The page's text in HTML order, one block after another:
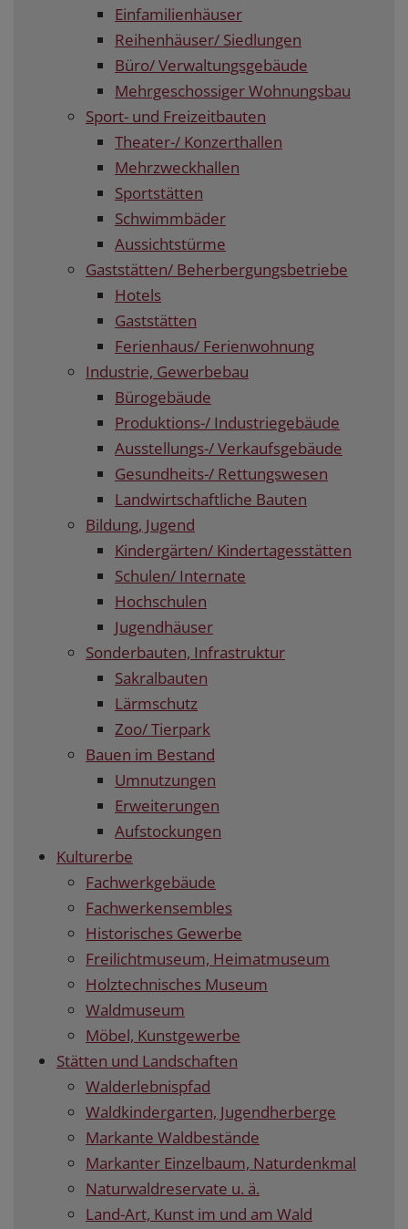
Einfamilienhäuser
Reihenhäuser/ Siedlungen
Büro/ Verwaltungsgebäude
Mehrgeschossiger Wohnungsbau
Sport- und Freizeitbauten
Theater-/ Konzerthallen
Mehrzweckhallen
Sportstätten
Schwimmbäder
Aussichtstürme
Gaststätten/ Beherbergungsbetriebe
Hotels
Gaststätten
Ferienhaus/ Ferienwohnung
Industrie, Gewerbebau
Bürogebäude
Produktions-/ Industriegebäude
Ausstellungs-/ Verkaufsgebäude
Gesundheits-/ Rettungswesen
Landwirtschaftliche Bauten
Bildung, Jugend
Kindergärten/ Kindertagesstätten
Schulen/ Internate
Hochschulen
Jugendhäuser
Sonderbauten, Infrastruktur
Sakralbauten
Lärmschutz
Zoo/ Tierpark
Bauen im Bestand
Umnutzungen
Erweiterungen
Aufstockungen
Kulturerbe
Fachwerkgebäude
Fachwerkensembles
Historisches Gewerbe
Freilichtmuseum, Heimatmuseum
Holztechnisches Museum
Waldmuseum
Möbel, Kunstgewerbe
Stätten und Landschaften
Walderlebnispfad
Waldkindergarten, Jugendherberge
Markante Waldbestände
Markanter Einzelbaum, Naturdenkmal
Naturwaldreservate u. ä.
Land-Art, Kunst im und am Wald